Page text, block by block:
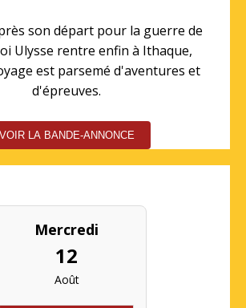
son départ pour la guerre de
Ulysse rentre enfin à Ithaque,
est parsemé d'aventures et
d'épreuves.
VOIR LA BANDE-ANNONCE
Mercredi
12
Août